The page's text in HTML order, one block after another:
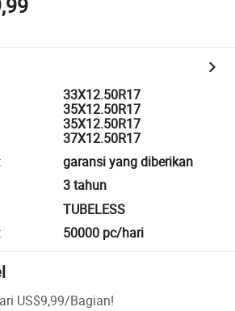
33X12.50R17
35X12.50R17
35X12.50R17
37X12.50R17
:
garansi yang diberikan
3 tahun
TUBELESS
: 50000 pc/hari
US$9,99/Bagian!